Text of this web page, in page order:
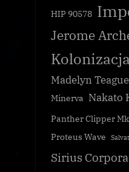
HIP 90578
Jerome
Kolonizacja
Madelyn Teague
Minerva Nakato
Panther Clipper
Proteus Wave
Sirius